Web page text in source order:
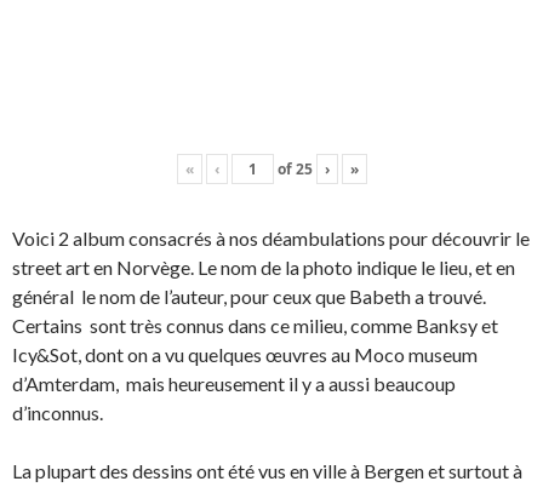
« ‹ of25 › »
Voici 2 album consacrés à nos déambulations pour découvrir le
street art en Norvège. Le nom de la photo indique le lieu, et en
général le nom de l’auteur, pour ceux que Babeth a trouvé.
Certains sont très connus dans ce milieu, comme Banksy et
Icy&Sot, dont on a vu quelques œuvres au Moco museum
d’Amterdam, mais heureusement il y a aussi beaucoup
d’inconnus.
La plupart des dessins ont été vus en ville à Bergen et surtout à